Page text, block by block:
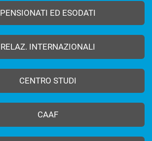
PENSIONATI ED ESODATI
RELAZ. INTERNAZIONALI
CENTRO STUDI
CAAF